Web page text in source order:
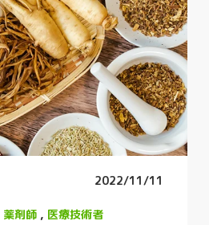
2022/11/11
薬剤師 , 医療技術者